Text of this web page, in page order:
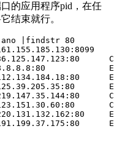
的应用程序pid，在任
结束就行。
ano |findstr 80